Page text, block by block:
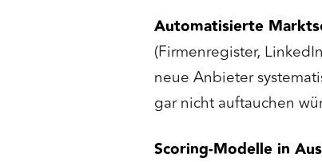
Automatisierte
(Firmenregister,
neue Anbieter
gar nicht auftauchen
Scoring-Modelle in